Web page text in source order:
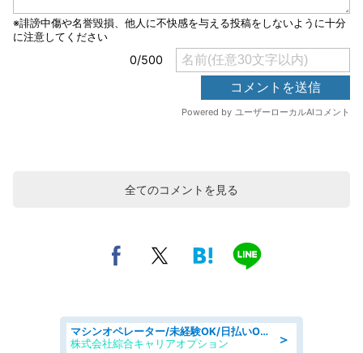
全てのコメントを見る
＞
マシンオペレーター/未経験OK/日払いOK/寮費無料/交替制/20・30・40代活躍中
株式会社綜合キャリアオプション